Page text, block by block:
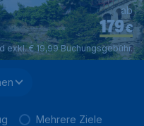
€
179
ab
exkl. € 19,99 Buchungsgebühr.
Mehrere Ziele